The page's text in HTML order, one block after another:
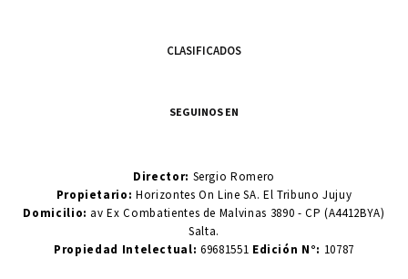
CLASIFICADOS
SEGUINOS EN
Director: Sergio Romero
Propietario:Horizontes On Line SA. El Tribuno Jujuy
Domicilio: av Ex Combatientes de Malvinas 3890 - CP (A4412BYA)
Salta.
Propiedad Intelectual: 69681551 Edición N°: 10787